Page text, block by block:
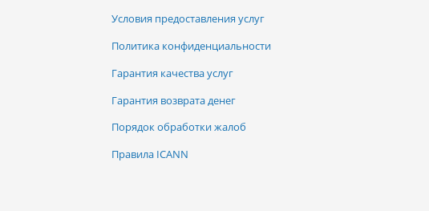
Условия предоставления услуг
Политика конфиденциальности
Гарантия качества услуг
Гарантия возврата денег
Порядок обработки жалоб
Правила ICANN